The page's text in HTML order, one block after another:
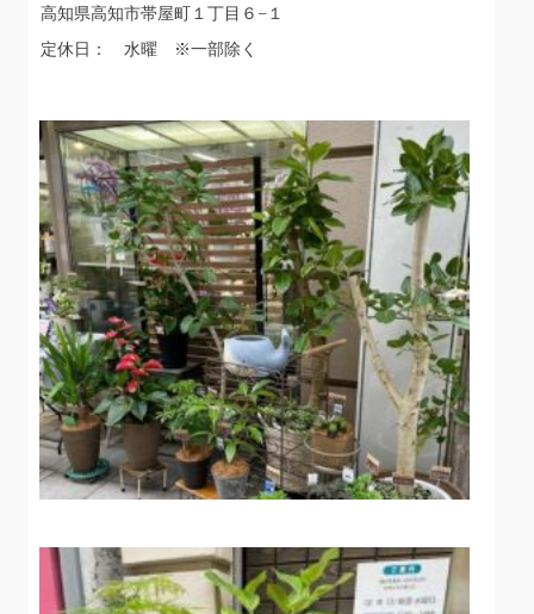
高知県高知市帯屋町１丁目６−１
定休日： 水曜 ※一部除く